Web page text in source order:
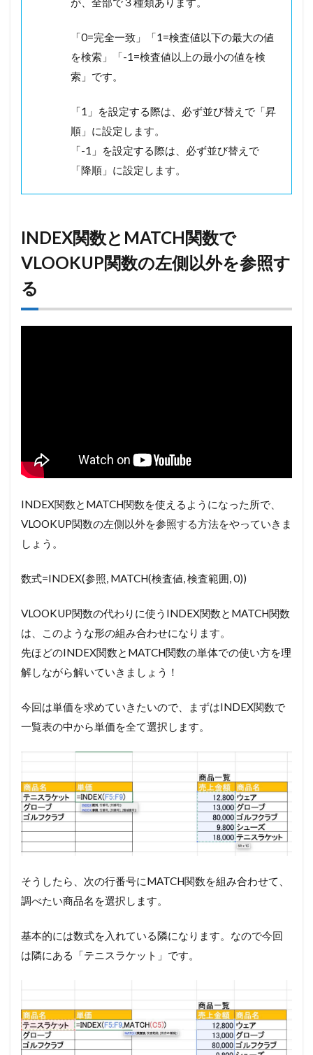
「0=完全一致」「1=検査値以下の最大の値
を検索」「-1=検査値以上の最小の値を検
索」です。
「1」を設定する際は、必ず並び替えで「昇
順」に設定します。
「-1」を設定する際は、必ず並び替えで
「降順」に設定します。
INDEX関数とMATCH関数で
VLOOKUP関数の左側以外を参照す
る
INDEX関数とMATCH関数を使えるようになった所で、
VLOOKUP関数の左側以外を参照する方法をやっていきま
しょう。
数式=INDEX(参照, MATCH(検査値, 検査範囲, 0))
VLOOKUP関数の代わりに使うINDEX関数とMATCH関数
は、このような形の組み合わせになります。
先ほどのINDEX関数とMATCH関数の単体での使い方を理
解しながら解いていきましょう！
今回は単価を求めていきたいので、まずはINDEX関数で
一覧表の中から単価を全て選択します。
そうしたら、次の行番号にMATCH関数を組み合わせて、
調べたい商品名を選択します。
基本的には数式を入れている隣になります。なので今回
は隣にある「テニスラケット」です。